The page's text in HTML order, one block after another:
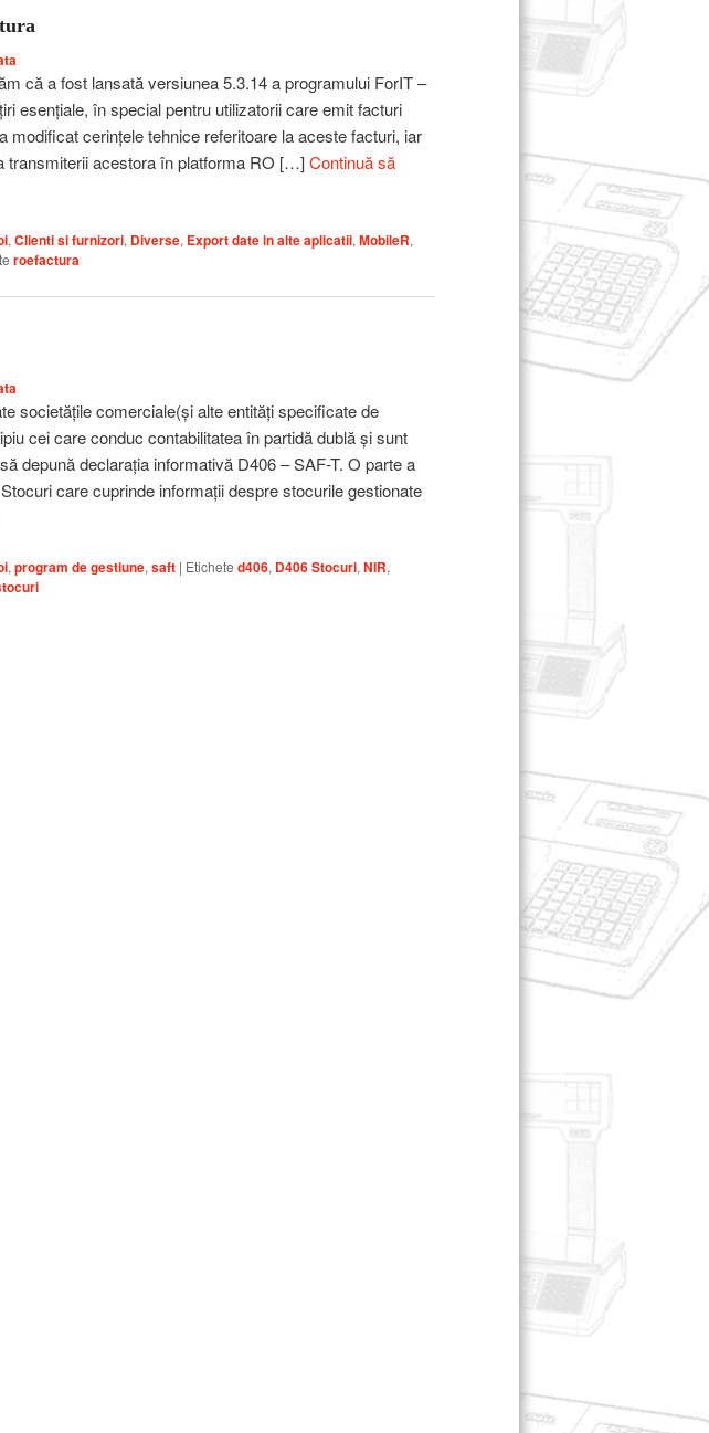
că a fost lansată versiunea 5.3.14 a programului ForIT –
esențiale, în special pentru utilizatorii care emit facturi
modificat cerințele tehnice referitoare la aceste facturi, iar
transmiterii acestora în platforma RO […]Continuă să
, Clienti si furnizori, Diverse, Export date in alte aplicatii, MobileR,
roefactura
societățile comerciale(și alte entități specificate de
cei care conduc contabilitatea în partidă dublă și sunt
depună declarația informativă D406 – SAF-T. O parte a
care cuprinde informații despre stocurile gestionate
, program de gestiune, saft | Etichete d406, D406 Stocuri, NIR,